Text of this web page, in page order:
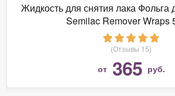
Жидкость для снятия лака Фольга
Semilac Remover Wraps
(Отзывы 15)
от 365 руб.